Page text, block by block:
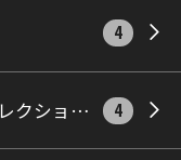
4
LパチスロゴッドイーターリザレクションSLED 4